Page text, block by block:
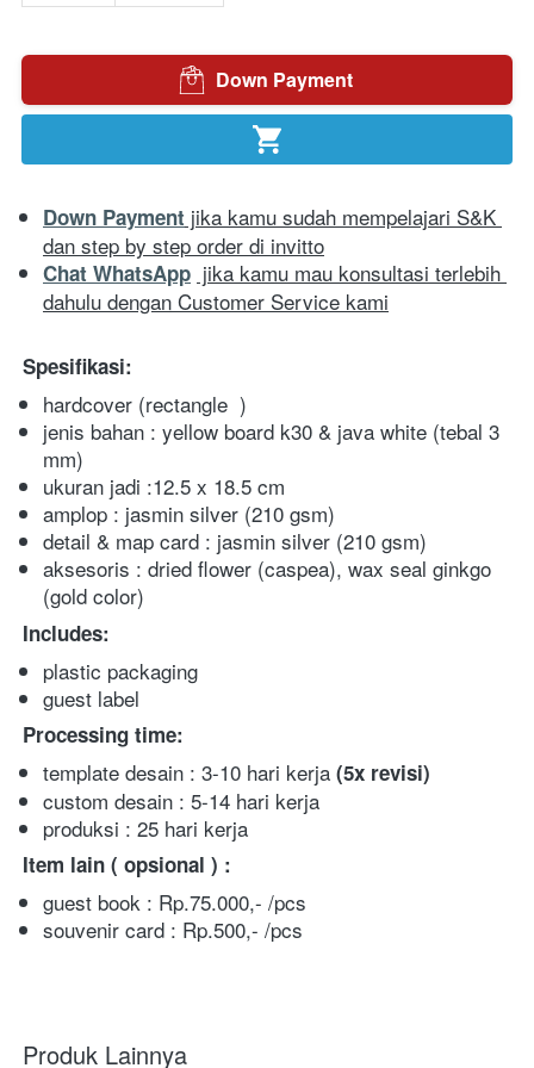
` Down Payment
`
Down Payment jika kamu sudah mempelajari S&K
dan step by step order di invitto
Chat WhatsApp jika kamu mau konsultasi terlebih
dahulu dengan Customer Service kami
Spesifikasi:
hardcover (rectangle
  )
jenis bahan : yellow board k30 & java white (tebal 3
mm)
ukuran jadi :12.5 x 18.5 cm
amplop : jasmin silver (210 gsm)
detail & map card : jasmin silver (210 gsm)
aksesoris : dried flower (caspea), wax seal ginkgo
(gold color)
Includes:
plastic packaging
guest label
Processing time:
template desain : 3-10 hari kerja (5x revisi)
custom desain : 5-14 hari kerja
produksi : 25 hari kerja
Item lain ( opsional ) :
guest book : Rp.75.000,- /pcs
souvenir card : Rp.500,- /pcs
Produk Lainnya